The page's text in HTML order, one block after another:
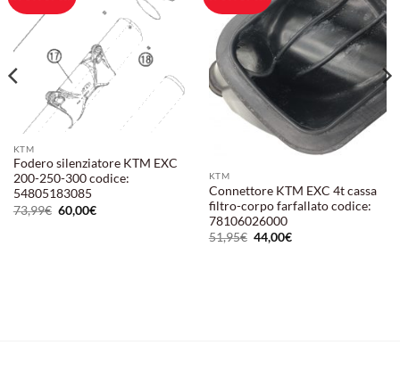
alla lista
dei
KTM
Fodero silenziatore KTM EXC
200-250-300 codice:
54805183085
73,99€ Il
prezzo
60,00€Il
alla lista
dei
desideri
KTM
Connettore KTM EXC 4t cassa
filtro-corpo farfallato codice:
78106026000
51,95€ Il
prezzo
44,00€Il